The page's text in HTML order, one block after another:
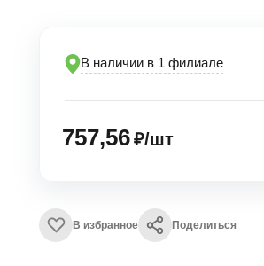
В наличии в 1 филиале
757,56₽/шт
В избранное Поделиться